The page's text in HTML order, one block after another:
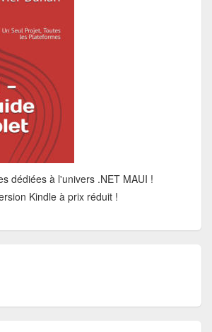
dédiées à l'univers .NET MAUI !
Kindle à prix réduit !